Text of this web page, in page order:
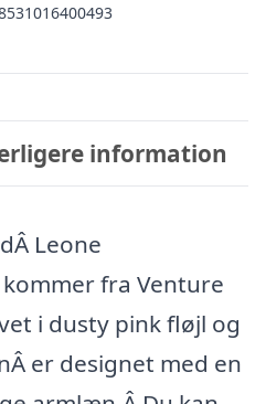
information
Leone
fra Venture
i dusty pink fløjl og
er designet med en